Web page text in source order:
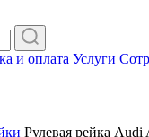
и оплата Услуги
Рулевая рейка